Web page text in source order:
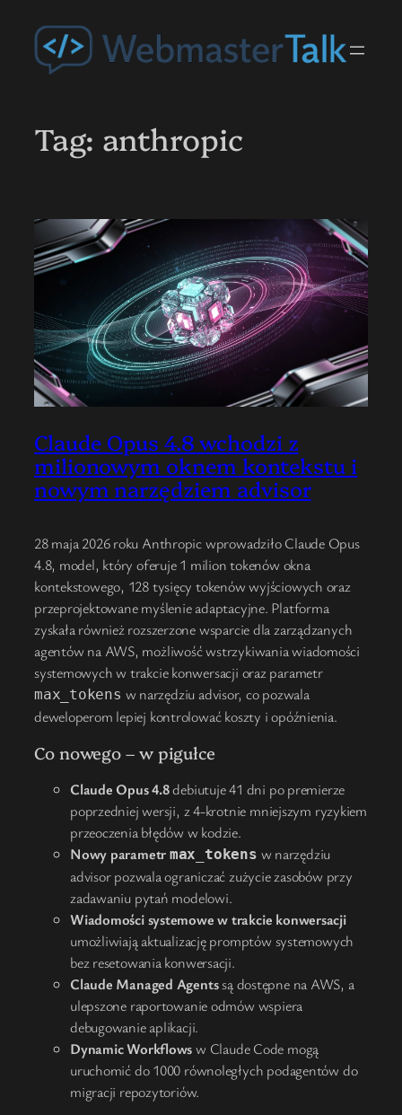
treści
Tag: anthropic
Claude Opus 4.8 wchodzi z
milionowym oknem kontekstu i
nowym narzędziem advisor
28 maja 2026 roku Anthropic wprowadziło Claude Opus
4.8, model, który oferuje 1 milion tokenów okna
kontekstowego, 128 tysięcy tokenów wyjściowych oraz
przeprojektowane myślenie adaptacyjne. Platforma
zyskała również rozszerzone wsparcie dla zarządzanych
agentów na AWS, możliwość wstrzykiwania wiadomości
systemowych w trakcie konwersacji oraz parametr
max_tokens w narzędziu advisor, co pozwala
deweloperom lepiej kontrolować koszty i opóźnienia.
Co nowego – w pigułce
Claude Opus 4.8debiutuje 41 dni po premierze
poprzedniej wersji, z 4-krotnie mniejszym ryzykiem
przeoczenia błędów w kodzie.
Nowy parametr max_tokens w narzędziu
advisor pozwala ograniczać zużycie zasobów przy
zadawaniu pytań modelowi.
Wiadomości systemowe w trakcie konwersacji
umożliwiają aktualizację promptów systemowych
bez resetowania konwersacji.
Claude Managed Agentssą dostępne na AWS, a
ulepszone raportowanie odmów wspiera
debugowanie aplikacji.
Dynamic Workflowsw Claude Code mogą
uruchomić do 1000 równoległych podagentów do
migracji repozytoriów.